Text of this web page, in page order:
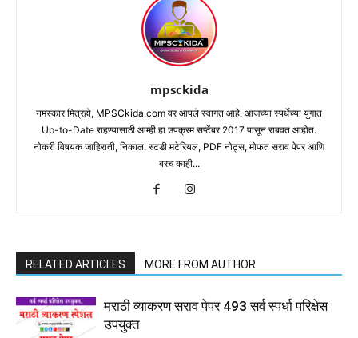
mpsckida
नमस्कार मित्रहो, MPSCkida.com वर आपले स्वागत आहे. आजच्या स्पर्धेच्या युगात
Up-to-Date राहण्यासाठी आम्ही हा उपक्रम सप्टेंबर 2017 पासून राबवत आहोत.
नोकरी विषयक जाहिराती, निकाल, स्टडी मटेरियल, PDF नोट्स, मोफत सराव पेपर आणि
बरच काही...
RELATED ARTICLES MORE FROM AUTHOR
मराठी व्याकरण सराव पेपर 493 सर्व स्पर्धा परिक्षेस
उपयुक्त